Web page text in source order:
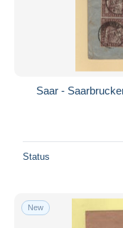
Saar -
Status
New